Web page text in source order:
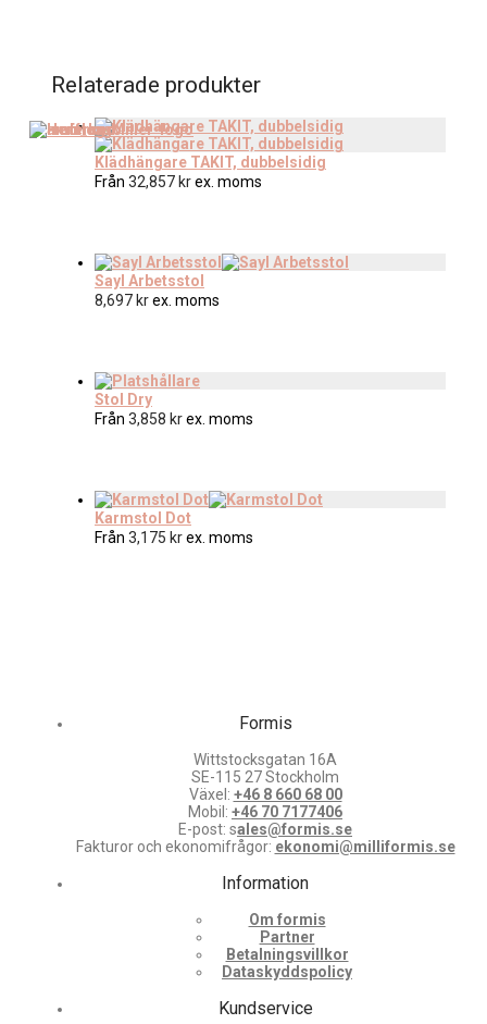
Relaterade produkter
Klädhängare TAKIT, dubbelsidig
Från 32,857 krex. moms
Sayl Arbetsstol
8,697 krex. moms
Stol Dry
Från 3,858 krex. moms
Karmstol Dot
Från 3,175 krex. moms
Formis
Wittstocksgatan 16A
SE-115 27 Stockholm
Växel: +46 8 660 68 00
Mobil: +46 70 7177406
E-post: sales@formis.se
Fakturor och ekonomifrågor: ekonomi@milliformis.se
Information
Om formis
Partner
Betalningsvillkor
Dataskyddspolicy
Kundservice